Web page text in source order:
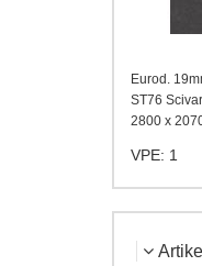
Eurod.
ST76
2800 x
VPE: 1